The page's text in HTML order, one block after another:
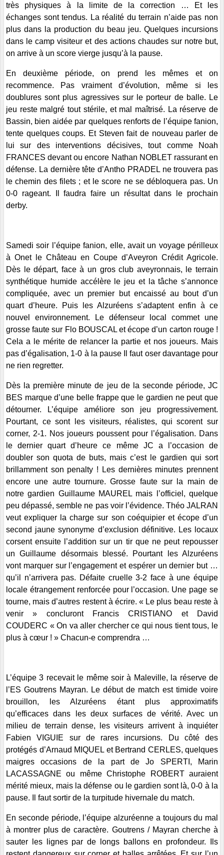
très physiques à la limite de la correction … Et les
échanges sont tendus. La réalité du terrain n’aide pas non
plus dans la production du beau jeu. Quelques incursions
dans le camp visiteur et des actions chaudes sur notre but,
on arrive à un score vierge jusqu’à la pause.
En deuxième période, on prend les mêmes et on
recommence. Pas vraiment d’évolution, même si les
doublures sont plus agressives sur le porteur de balle. Le
jeu reste malgré tout stérile, et mal maîtrisé. La réserve de
Bassin, bien aidée par quelques renforts de l’équipe fanion,
tente quelques coups. Et Steven fait de nouveau parler de
lui sur des interventions décisives, tout comme Noah
FRANCES devant ou encore Nathan NOBLET rassurant en
défense. La dernière tête d’Antho PRADEL ne trouvera pas
le chemin des filets ; et le score ne se débloquera pas. Un
0-0 rageant. Il faudra faire un résultat dans le prochain
derby.
Samedi soir l’équipe fanion, elle, avait un voyage périlleux
à Onet le Château en Coupe d’Aveyron Crédit Agricole.
Dès le départ, face à un gros club aveyronnais, le terrain
synthétique humide accélère le jeu et la tâche s’annonce
compliquée, avec un premier but encaissé au bout d’un
quart d’heure. Puis les Alzuréens s’adaptent enfin à ce
nouvel environnement. Le défenseur local commet une
grosse faute sur Flo BOUSCAL et écope d’un carton rouge !
Cela a le mérite de relancer la partie et nos joueurs. Mais
pas d’égalisation, 1-0 à la pause Il faut oser davantage pour
ne rien regretter.
Dès la première minute de jeu de la seconde période, JC
BES marque d’une belle frappe que le gardien ne peut que
détourner. L’équipe améliore son jeu progressivement.
Pourtant, ce sont les visiteurs, réalistes, qui scorent sur
corner, 2-1. Nos joueurs poussent pour l’égalisation. Dans
le dernier quart d’heure ce même JC a l’occasion de
doubler son quota de buts, mais c’est le gardien qui sort
brillamment son penalty ! Les dernières minutes prennent
encore une autre tournure. Grosse faute sur la main de
notre gardien Guillaume MAUREL mais l’officiel, quelque
peu dépassé, semble ne pas voir l’évidence. Théo JALRAN
veut expliquer la charge sur son coéquipier et écope d’un
second jaune synonyme d’exclusion définitive. Les locaux
corsent ensuite l’addition sur un tir que ne peut repousser
un Guillaume désormais blessé. Pourtant les Alzuréens
vont marquer sur l’engagement et espérer un dernier but …
qu’il n’arrivera pas. Défaite cruelle 3-2 face à une équipe
locale étrangement renforcée pour l’occasion. Une page se
tourne, mais d’autres restent à écrire. « Le plus beau reste à
venir » concluront Francis CRISTIANO et David
COUDERC « On va aller chercher ce qui nous tient tous, le
plus à cœur ! » Chacun-e comprendra …
L’équipe 3 recevait le même soir à Maleville, la réserve de
l’ES Goutrens Mayran. Le début de match est timide voire
brouillon, les Alzuréens étant plus approximatifs
qu’efficaces dans les deux surfaces de vérité. Avec un
milieu de terrain dense, les visiteurs arrivent à inquiéter
Fabien VIGUIE sur de rares incursions. Du côté des
protégés d’Arnaud MIQUEL et Bertrand CERLES, quelques
maigres occasions de la part de Jo SPERTI, Marin
LACASSAGNE ou même Christophe ROBERT auraient
mérité mieux, mais la défense ou le gardien sont là, 0-0 à la
pause. Il faut sortir de la turpitude hivernale du match.
En seconde période, l’équipe alzuréenne a toujours du mal
à montrer plus de caractère. Goutrens / Mayran cherche à
sauter les lignes par de longs ballons en profondeur. Ils